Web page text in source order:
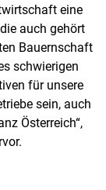
eine
auch gehört
Bauernschaft
schwierigen
für unsere
sein, auch
Österreich“,